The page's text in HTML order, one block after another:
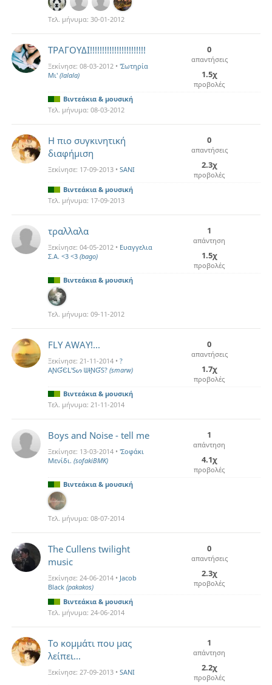
Τελ. μήνυμα: 30-01-2012
ΤΡΑΓΟΥΔΙ!!!!!!!!!!!!!!!!!!!!!!!
Ξεκίνησε: 08-03-2012 • 'Σωτηρία
Mι' (lalala)
0
απαντήσεις
1.5χ
προβολές
Βιντεάκια & μουσική
Τελ. μήνυμα: 08-03-2012
Η πιο συγκινητική
διαφήμιση
Ξεκίνησε: 17-09-2013 • SANI
0
απαντήσεις
2.3χ
προβολές
Βιντεάκια & μουσική
Τελ. μήνυμα: 17-09-2013
τραλλαλα
Ξεκίνησε: 04-05-2012 • Ευαγγελια
Σ.Α. <3 <3 (bago)
1
απάντηση
1.5χ
προβολές
Βιντεάκια & μουσική
Τελ. μήνυμα: 09-11-2012
FLY AWAY!...
Ξεκίνησε: 21-11-2014 • ?
AƝƓЄԼ'Sᔕ ᗯƗƝƓS? (smarw)
0
απαντήσεις
1.7χ
προβολές
Βιντεάκια & μουσική
Τελ. μήνυμα: 21-11-2014
Boys and Noise - tell me
Ξεκίνησε: 13-03-2014 • 'Σοφάκι
Μενίδι. (sofakiBMK)
1
απάντηση
4.1χ
προβολές
Βιντεάκια & μουσική
Τελ. μήνυμα: 08-07-2014
The Cullens twilight
music
Ξεκίνησε: 24-06-2014 • Jacob
Black (pakakos)
0
απαντήσεις
2.3χ
προβολές
Βιντεάκια & μουσική
Τελ. μήνυμα: 24-06-2014
Το κομμάτι που μας
λείπει...
Ξεκίνησε: 27-09-2013 • SANI
1
απάντηση
2.2χ
προβολές